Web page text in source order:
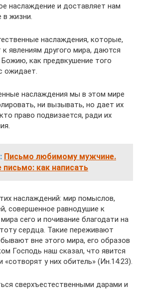
наслаждение и доставляет нам
в жизни.
наслаждения, которые,
явлениям другого мира, даются
как предвкушение того
ожидает.
наслаждения мы в этом мире
ни вызывать, но дает их
право подвизается, ради их
Письмо любимому мужчине.
как написать
наслаждений: мир помыслов,
совершенное равнодушие к
сего и почивание благодати на
сердца. Такие переживают
вне этого мира, его образов
Господь наш сказал, что явится
у них обитель» (Ин.14:23).
сверхъестественными дарами и